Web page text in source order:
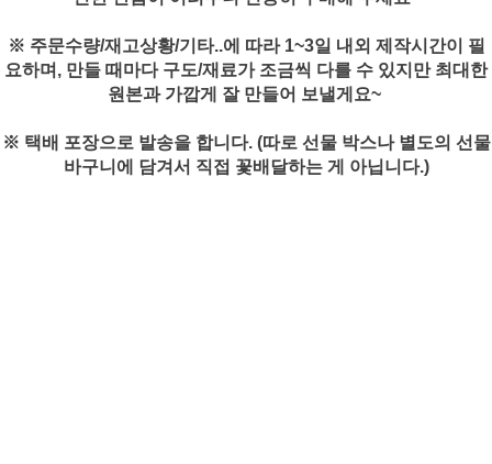
※ 주문수량/재고상황/기타..에 따라 1~3일 내외 제작시간이 필
요하며, 만들 때마다 구도/재료가 조금씩 다를 수 있지만 최대한
원본과 가깝게 잘 만들어 보낼게요~
※ 택배 포장으로 발송을 합니다. (따로 선물 박스나 별도의 선물
바구니에 담겨서 직접 꽃배달하는 게 아닙니다.)